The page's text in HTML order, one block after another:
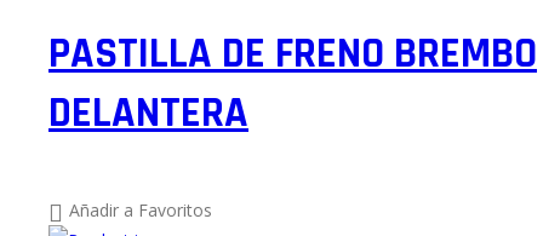
PASTILLA DE FRENO BREMBO
DELANTERA
Añadir a Favoritos